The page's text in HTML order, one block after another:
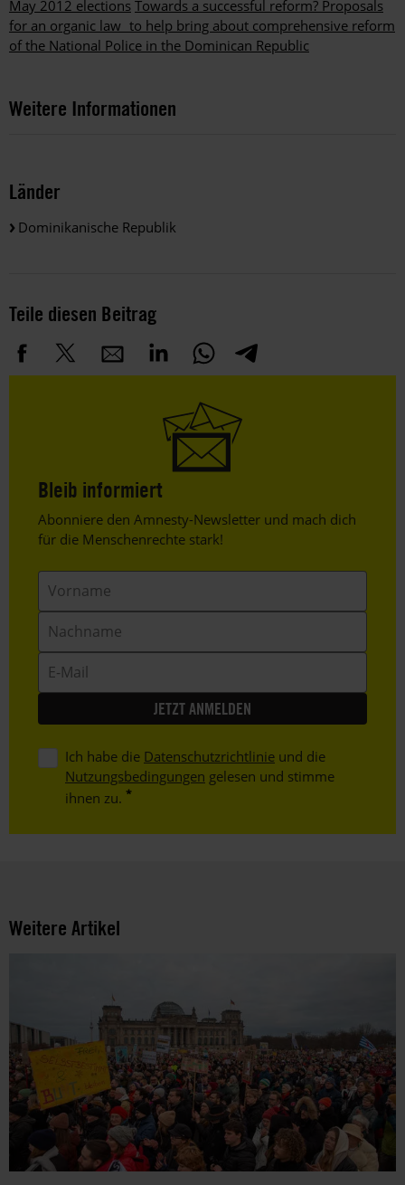
May 2012 elections Towards a successful reform? Proposals
for an organic law to help bring about comprehensive reform
of the National Police in the Dominican Republic
Weitere Informationen
Länder
Dominikanische Republik
Teile diesen Beitrag
Bleib informiert
Header
Text
Abonniere den Amnesty-Newsletter und mach dich
für die Menschenrechte stark!
Mail
Ich habe die Datenschutzrichtlinie und die
Nutzungsbedingungen gelesen und stimme
ihnen zu.
Weitere Artikel